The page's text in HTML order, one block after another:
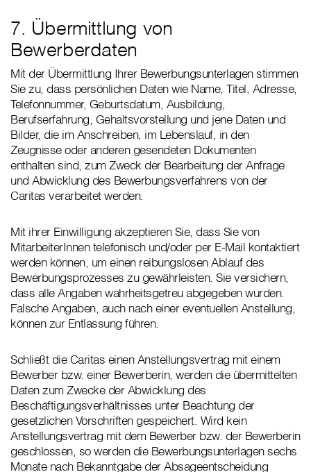
7. Übermittlung von
Bewerberdaten
Mit der Übermittlung Ihrer Bewerbungsunterlagen stimmen
Sie zu, dass persönlichen Daten wie Name, Titel, Adresse,
Telefonnummer, Geburtsdatum, Ausbildung,
Berufserfahrung, Gehaltsvorstellung und jene Daten und
Bilder, die im Anschreiben, im Lebenslauf, in den
Zeugnisse oder anderen gesendeten Dokumenten
enthalten sind, zum Zweck der Bearbeitung der Anfrage
und Abwicklung des Bewerbungsverfahrens von der
Caritas verarbeitet werden.
Mit ihrer Einwilligung akzeptieren Sie, dass Sie von
MitarbeiterInnen telefonisch und/oder per E-Mail kontaktiert
werden können, um einen reibungslosen Ablauf des
Bewerbungsprozesses zu gewährleisten. Sie versichern,
dass alle Angaben wahrheitsgetreu abgegeben wurden.
Falsche Angaben, auch nach einer eventuellen Anstellung,
können zur Entlassung führen.
Schließt die Caritas einen Anstellungsvertrag mit einem
Bewerber bzw. einer Bewerberin, werden die übermittelten
Daten zum Zwecke der Abwicklung des
Beschäftigungsverhältnisses unter Beachtung der
gesetzlichen Vorschriften gespeichert. Wird kein
Anstellungsvertrag mit dem Bewerber bzw. der Bewerberin
geschlossen, so werden die Bewerbungsunterlagen sechs
Monate nach Bekanntgabe der Absageentscheidung